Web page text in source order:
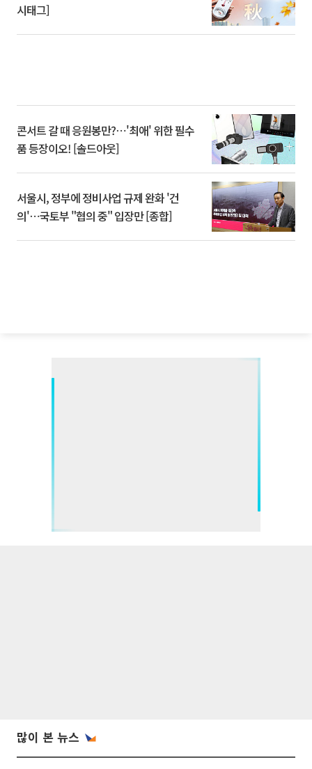
시태그]
콘서트 갈 때 응원봉만?⋯'최애' 위한 필수
품 등장이오! [솔드아웃]
서울시, 정부에 정비사업 규제 완화 '건
의'⋯국토부 "협의 중" 입장만 [종합]
많이 본 뉴스